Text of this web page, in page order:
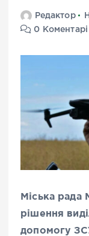
Редактор
0 Коментарі
Міська рада
рішення
допомогу